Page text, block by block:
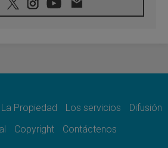
visitará el Santuario de la Madre
del cristiano"
La Propiedad Los servicios
Difusión
Copyright Contáctenos